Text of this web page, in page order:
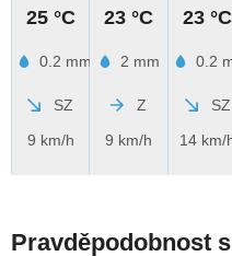
25 °C
0.2 mm
SZ
9 km/h
23 °C
2 mm
Z
9 km/h
23 °C
0.2
SZ
14 km/
Pravděpodobnost